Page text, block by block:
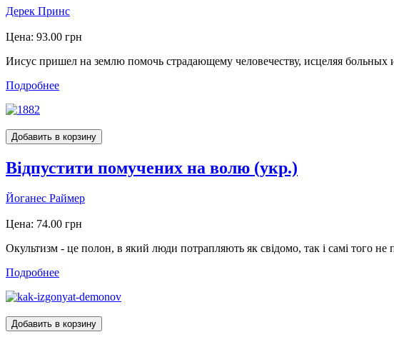
Дерек Принс
Цена: 93.00 грн
Иисус пришел на землю помочь страдающему человечеству, исцеляя больных
Подробнее
Відпустити помучених на волю (укр.)
Йоганес Раймер
Цена: 74.00 грн
Окультизм - це полон, в який люди потрапляють як свідомо, так і самі того
Подробнее